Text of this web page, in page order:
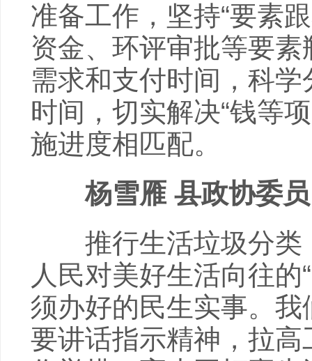
准备工作，坚持“要素
资金、环评审批等要
需求和支付时间，科
时间，切实解决“钱等
施进度相匹配。
杨雪雁 县政协委员
推行生活垃圾分类
人民对美好生活向往
须办好的民生实事。
要讲话指示精神，拉